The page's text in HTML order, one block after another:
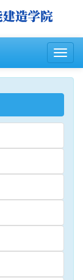
T
o
g
g
e
n
v
g
t
o